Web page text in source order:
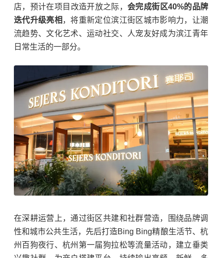
店，预计在项目改造开放之际，会完成街区40%的品牌
迭代升级亮相 ，将重新定位滨江街区城市影响力，让潮
流趋势、文化艺术、运动社交、人宠友好成为滨江青年
日常生活的一部分。
在深耕运营上，通过街区共建和社群营造，围绕品牌调
性和城市公共生活，先后打造Bing Bing精酿生活节、杭
州百狗夜行、杭州第一届狗拉松等流量活动，建立垂类